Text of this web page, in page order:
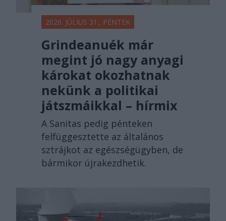
2026. JÚLIUS 31., PÉNTEK
Grindeanuék már
megint jó nagy anyagi
károkat okozhatnak
nekünk a politikai
játszmáikkal – hírmix
A Sanitas pedig pénteken
felfüggesztette az általános
sztrájkot az egészségügyben, de
bármikor újrakezdhetik.